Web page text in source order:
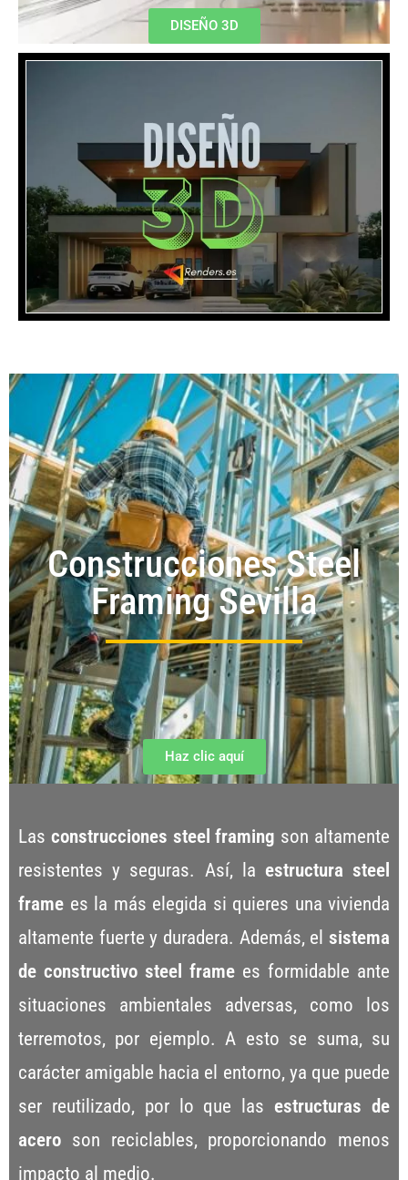
DISEÑO 3D
Construcciones Steel
Framing Sevilla
Haz clic aquí
Las construcciones steel framing son altamente
resistentes y seguras. Así, la estructura steel
frame es la más elegida si quieres una vivienda
altamente fuerte y duradera. Además, el sistema
de constructivo steel frame es formidable ante
situaciones ambientales adversas, como los
terremotos, por ejemplo. A esto se suma, su
carácter amigable hacia el entorno, ya que puede
ser reutilizado, por lo que las estructuras de
acero son reciclables, proporcionando menos
impacto al medio.